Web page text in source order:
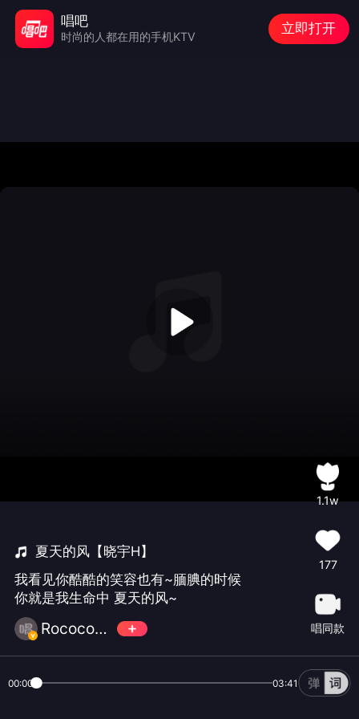
夏天的风【晓宇H】
我看见你酷酷的笑容也有~腼腆的时候
你就是我生命中 夏天的风~
Rococo小晓🍪
1.1w
177
唱同款
00:00 03:41
唱吧
时尚的人都在用的手机KTV
立即打开